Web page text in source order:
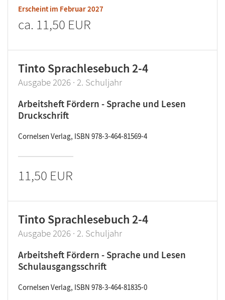
Erscheint im Februar 2027
ca. 11,50 EUR
Tinto Sprachlesebuch 2-4
Ausgabe 2026 · 2. Schuljahr
Arbeitsheft Fördern - Sprache und Lesen
Druckschrift
Cornelsen Verlag, ISBN 978-3-464-81569-4
11,50 EUR
Tinto Sprachlesebuch 2-4
Ausgabe 2026 · 2. Schuljahr
Arbeitsheft Fördern - Sprache und Lesen
Schulausgangsschrift
Cornelsen Verlag, ISBN 978-3-464-81835-0